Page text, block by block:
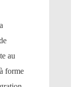
au
forme